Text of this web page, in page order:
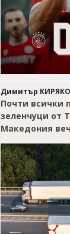
Димитър
Почти всички
зеленчуци от
Македония